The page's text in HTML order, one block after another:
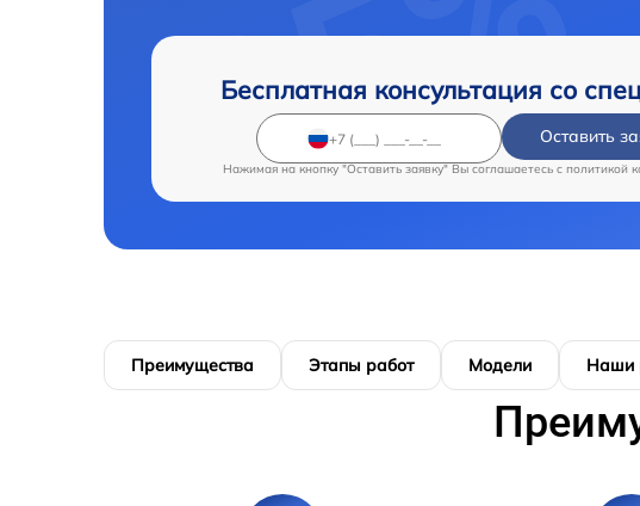
Бесплатная консультация со
Оставить
Нажимая на кнопку "Оставить заявку" Вы соглашаетесь c политикой
Преимущества Этапы работ Модели Наши